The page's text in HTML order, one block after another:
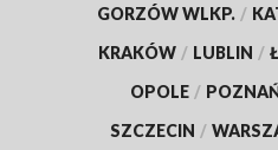
GORZÓW WLKP. /
KRAKÓW / LUBLIN /
OPOLE /
SZCZECIN /